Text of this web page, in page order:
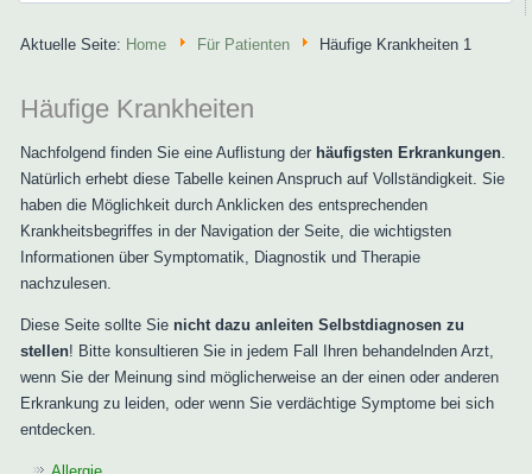
Aktuelle Seite: Home Für Patienten Häufige Krankheiten 1
Häufige Krankheiten
Nachfolgend finden Sie eine Auflistung der häufigsten Erkrankungen
Natürlich erhebt diese Tabelle keinen Anspruch auf Vollständigkeit. Sie
haben die Möglichkeit durch Anklicken des entsprechenden
Krankheitsbegriffes in der Navigation der Seite, die wichtigsten
Informationen über Symptomatik, Diagnostik und Therapie
nachzulesen.
Diese Seite sollte Sie nicht dazu anleiten Selbstdiagnosen zu
stellen! Bitte konsultieren Sie in jedem Fall Ihren behandelnden Arzt,
wenn Sie der Meinung sind möglicherweise an der einen oder anderen
Erkrankung zu leiden, oder wenn Sie verdächtige Symptome bei sich
entdecken.